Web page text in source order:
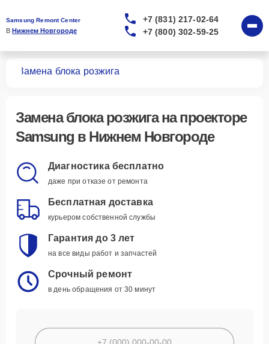
Samsung Remont Center
В Нижнем Новгороде
+7 (831) 217-02-64
+7 (800) 302-59-25
Замена блока розжига
Замена блока розжигана проекторе
Samsung в Нижнем Новгороде
Диагностика бесплатно
даже при отказе от ремонта
Бесплатная доставка
курьером собственной службы
Гарантия до 3 лет
на все виды работ и запчастей
Срочный ремонт
в день обращения от 30 минут